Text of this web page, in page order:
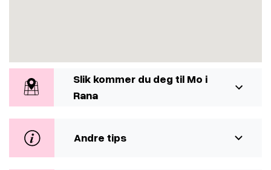
Slik kommer du deg til Mo i
Rana
Andre tips